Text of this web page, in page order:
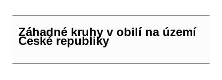
Záhadné kruhy v obilí na území
České republiky